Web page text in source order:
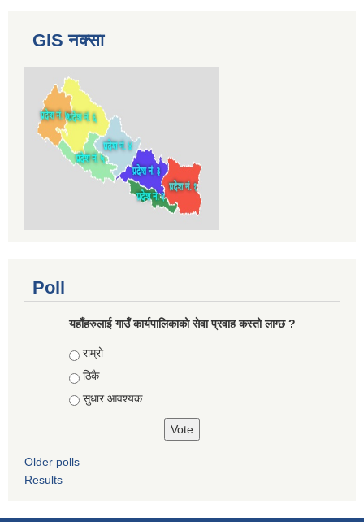
GIS नक्सा
Poll
यहाँहरुलाई गाउँ कार्यपालिकाको सेवा प्रवाह कस्तो लाग्छ ?
Choices
राम्रो
ठिकै
सुधार आवश्यक
Older polls
Results